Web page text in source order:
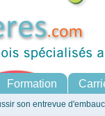
Formation
son entrevue